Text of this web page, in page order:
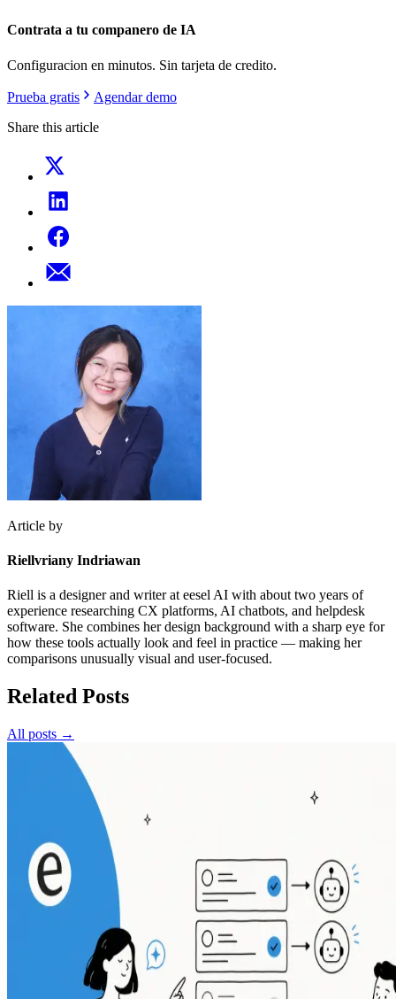
Contrata a tu companero de IA
Configuracion en minutos. Sin tarjeta de credito.
Prueba gratis
Agendar demo
Share this article
Article by
Riellvriany Indriawan
Riell is a designer and writer at eesel AI with about two years of
experience researching CX platforms, AI chatbots, and helpdesk
software. She combines her design background with a sharp eye for
how these tools actually look and feel in practice — making her
comparisons unusually visual and user-focused.
Related Posts
All posts →